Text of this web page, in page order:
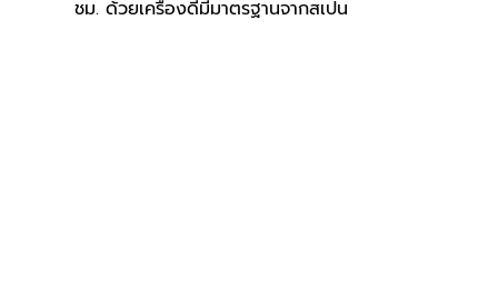
ชม. ด้วยเครื่องดีมีมาตรฐานจากสเปน